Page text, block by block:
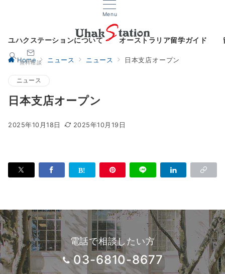
Menu
無料相談
ユハクステーションについて オーストラリア留学ガイド
Home ニュース ニュース 日本支店オープン
ニュース
日本支店オープン
2025年10月18日 2025年10月19日
電話で相談したい方
03-6810-8677